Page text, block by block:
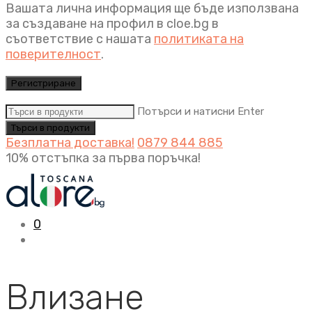
Вашата лична информация ще бъде използвана
за създаване на профил в cloe.bg в
съответствие с нашата политиката на
поверителност.
Регистриране
Потърси и натисни Enter
Безплатна доставка! 0879 844 885
10% отстъпка за първа поръчка!
0
Влизане